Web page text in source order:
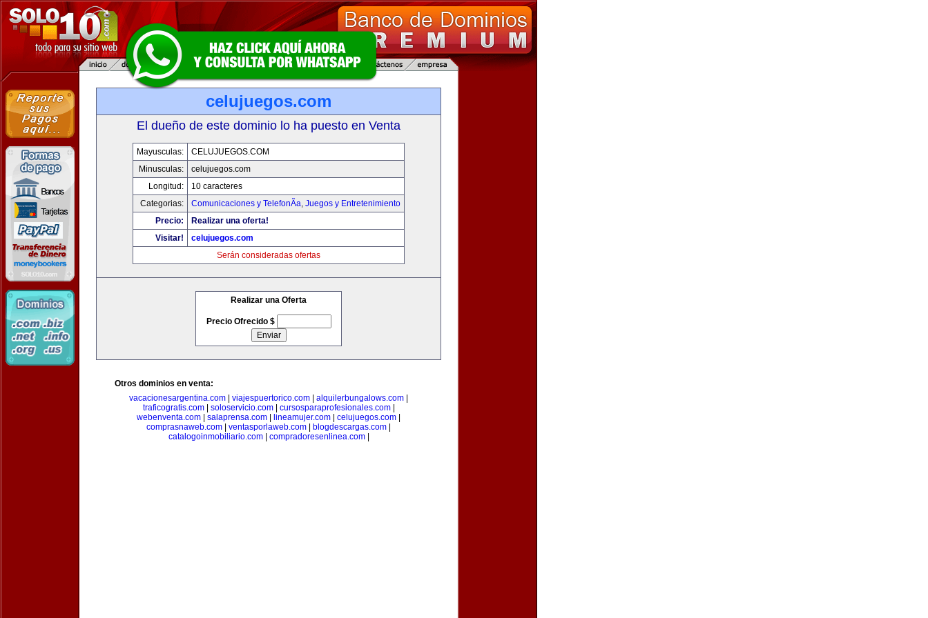
celujuegos.com
El dueño de este dominio lo ha puesto en Venta
Mayusculas:
CELUJUEGOS.COM
Minusculas:
celujuegos.com
Longitud:
10 caracteres
Categorias:
Comunicaciones y TelefonÃ­a, Juegos y Entretenimiento
Precio:
Realizar una oferta!
Visitar!
celujuegos.com
Serán consideradas ofertas
Realizar una Oferta
Precio Ofrecido $
Otros dominios en venta:
vacacionesargentina.com
viajespuertorico.com alquilerbungalows.com
traficogratis.com| soloservicio.com| cursosparaprofesionales.com|
webenventa.com
salaprensa.com lineamujer.com celujuegos.com
comprasnaweb.com
ventasporlaweb.com blogdescargas.com
catalogoinmobiliario.com| compradoresenlinea.com|